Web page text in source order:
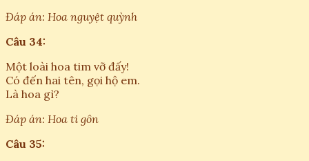
Đáp án: Hoa nguyệt quỳnh
Câu 34:
Một loài hoa tim vỡ đấy!
Có đến hai tên, gọi hộ em.
Là hoa gì?
Đáp án: Hoa ti gôn
Câu 35: